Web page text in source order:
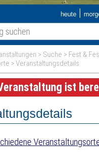
heute |
> Suche > Fest &
> Veranstaltungsdetails
ist